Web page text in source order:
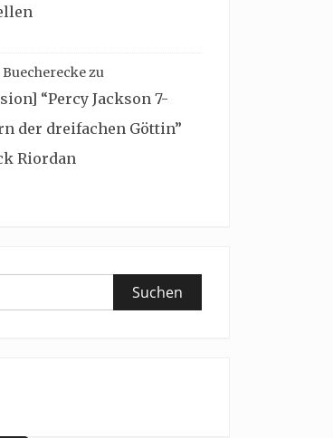
zu
“Percy Jackson 7-
der dreifachen Göttin”
Riordan